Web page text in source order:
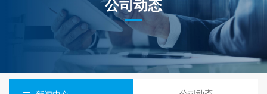
公司动态